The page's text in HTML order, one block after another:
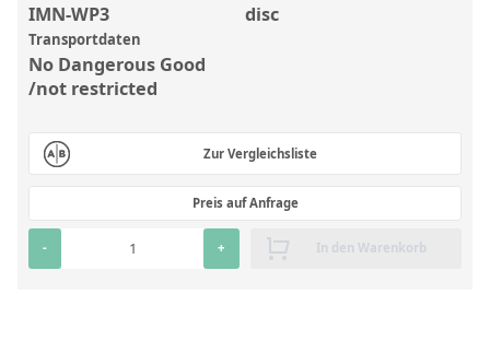
Custom-Made
Übersicht: Kundenspezifische Standards
Organische Analyten | Rückstandsanalytik
Metallstandards | Setting Up Samples (SUS)
IMN-WP3 disc
Transportdaten
No Dangerous Good
/not restricted
Zur Vergleichsliste
Preis auf Anfrage
- + In den Warenkorb